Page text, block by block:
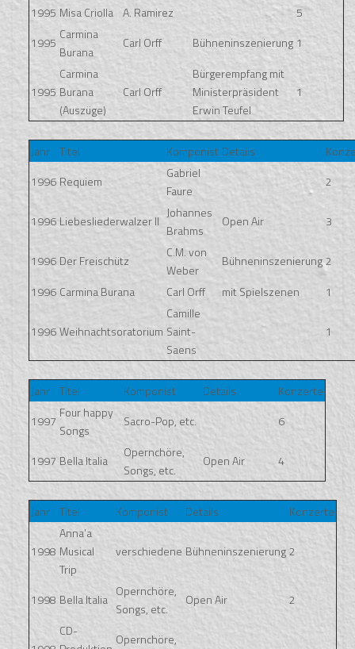
1995 Misa Criolla A. Ramirez
5
1995
Carmina
Burana
Carl Orff Bühneninszenierung 1
1995
Carmina
Burana
(Auszüge)
Carl Orff
Bürgerempfang mit
Ministerpräsident
Erwin Teufel
1
Jahr Titel Komponist Details
1996 Requiem
Gabriel
Faure
2
1996 Liebesliederwalzer II
Johannes
Brahms
Open Air 3
1996 Der Freischütz
C.M. von
Weber
Bühneninszenierung 2
1996 Carmina Burana Carl Orff mit Spielszenen 1
1996 Weihnachtsoratorium
Camille
Saint-
Saens
1
Jahr Titel Komponist Details
Konzerte
1997
Four happy
Songs
Sacro-Pop, etc. 6
1997 Bella Italia
Opernchöre,
Songs, etc.
Open Air 4
Jahr Titel Komponist Details Konzerte
1998
Anna’a
Musical
Trip
verschiedene Bühneninszenierung 2
1998 Bella Italia
Opernchöre,
Songs, etc.
Open Air 2
CD-
Opernchöre,